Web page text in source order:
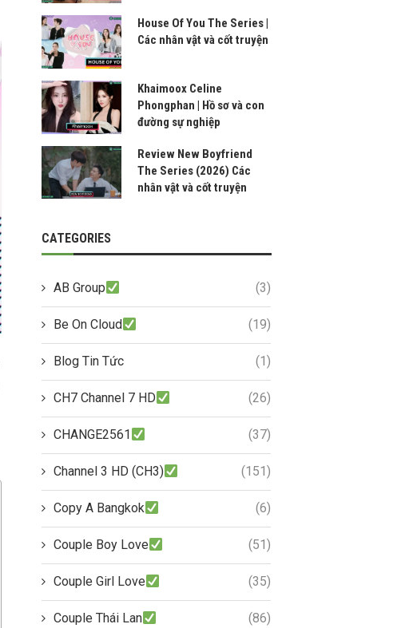
House Of You The Series |
Các nhân vật và cốt truyện
Khaimoox Celine
Phongphan | Hồ sơ và con
đường sự nghiệp
Review New Boyfriend
The Series (2026) Các
nhân vật và cốt truyện
CATEGORIES
AB Group (3)
Be On Cloud (19)
Blog Tin Tức (1)
CH7 Channel 7 HD (26)
CHANGE2561 (37)
Channel 3 HD (CH3) (151)
Copy A Bangkok (6)
Couple Boy Love (51)
Couple Girl Love (35)
Couple Thái Lan (86)